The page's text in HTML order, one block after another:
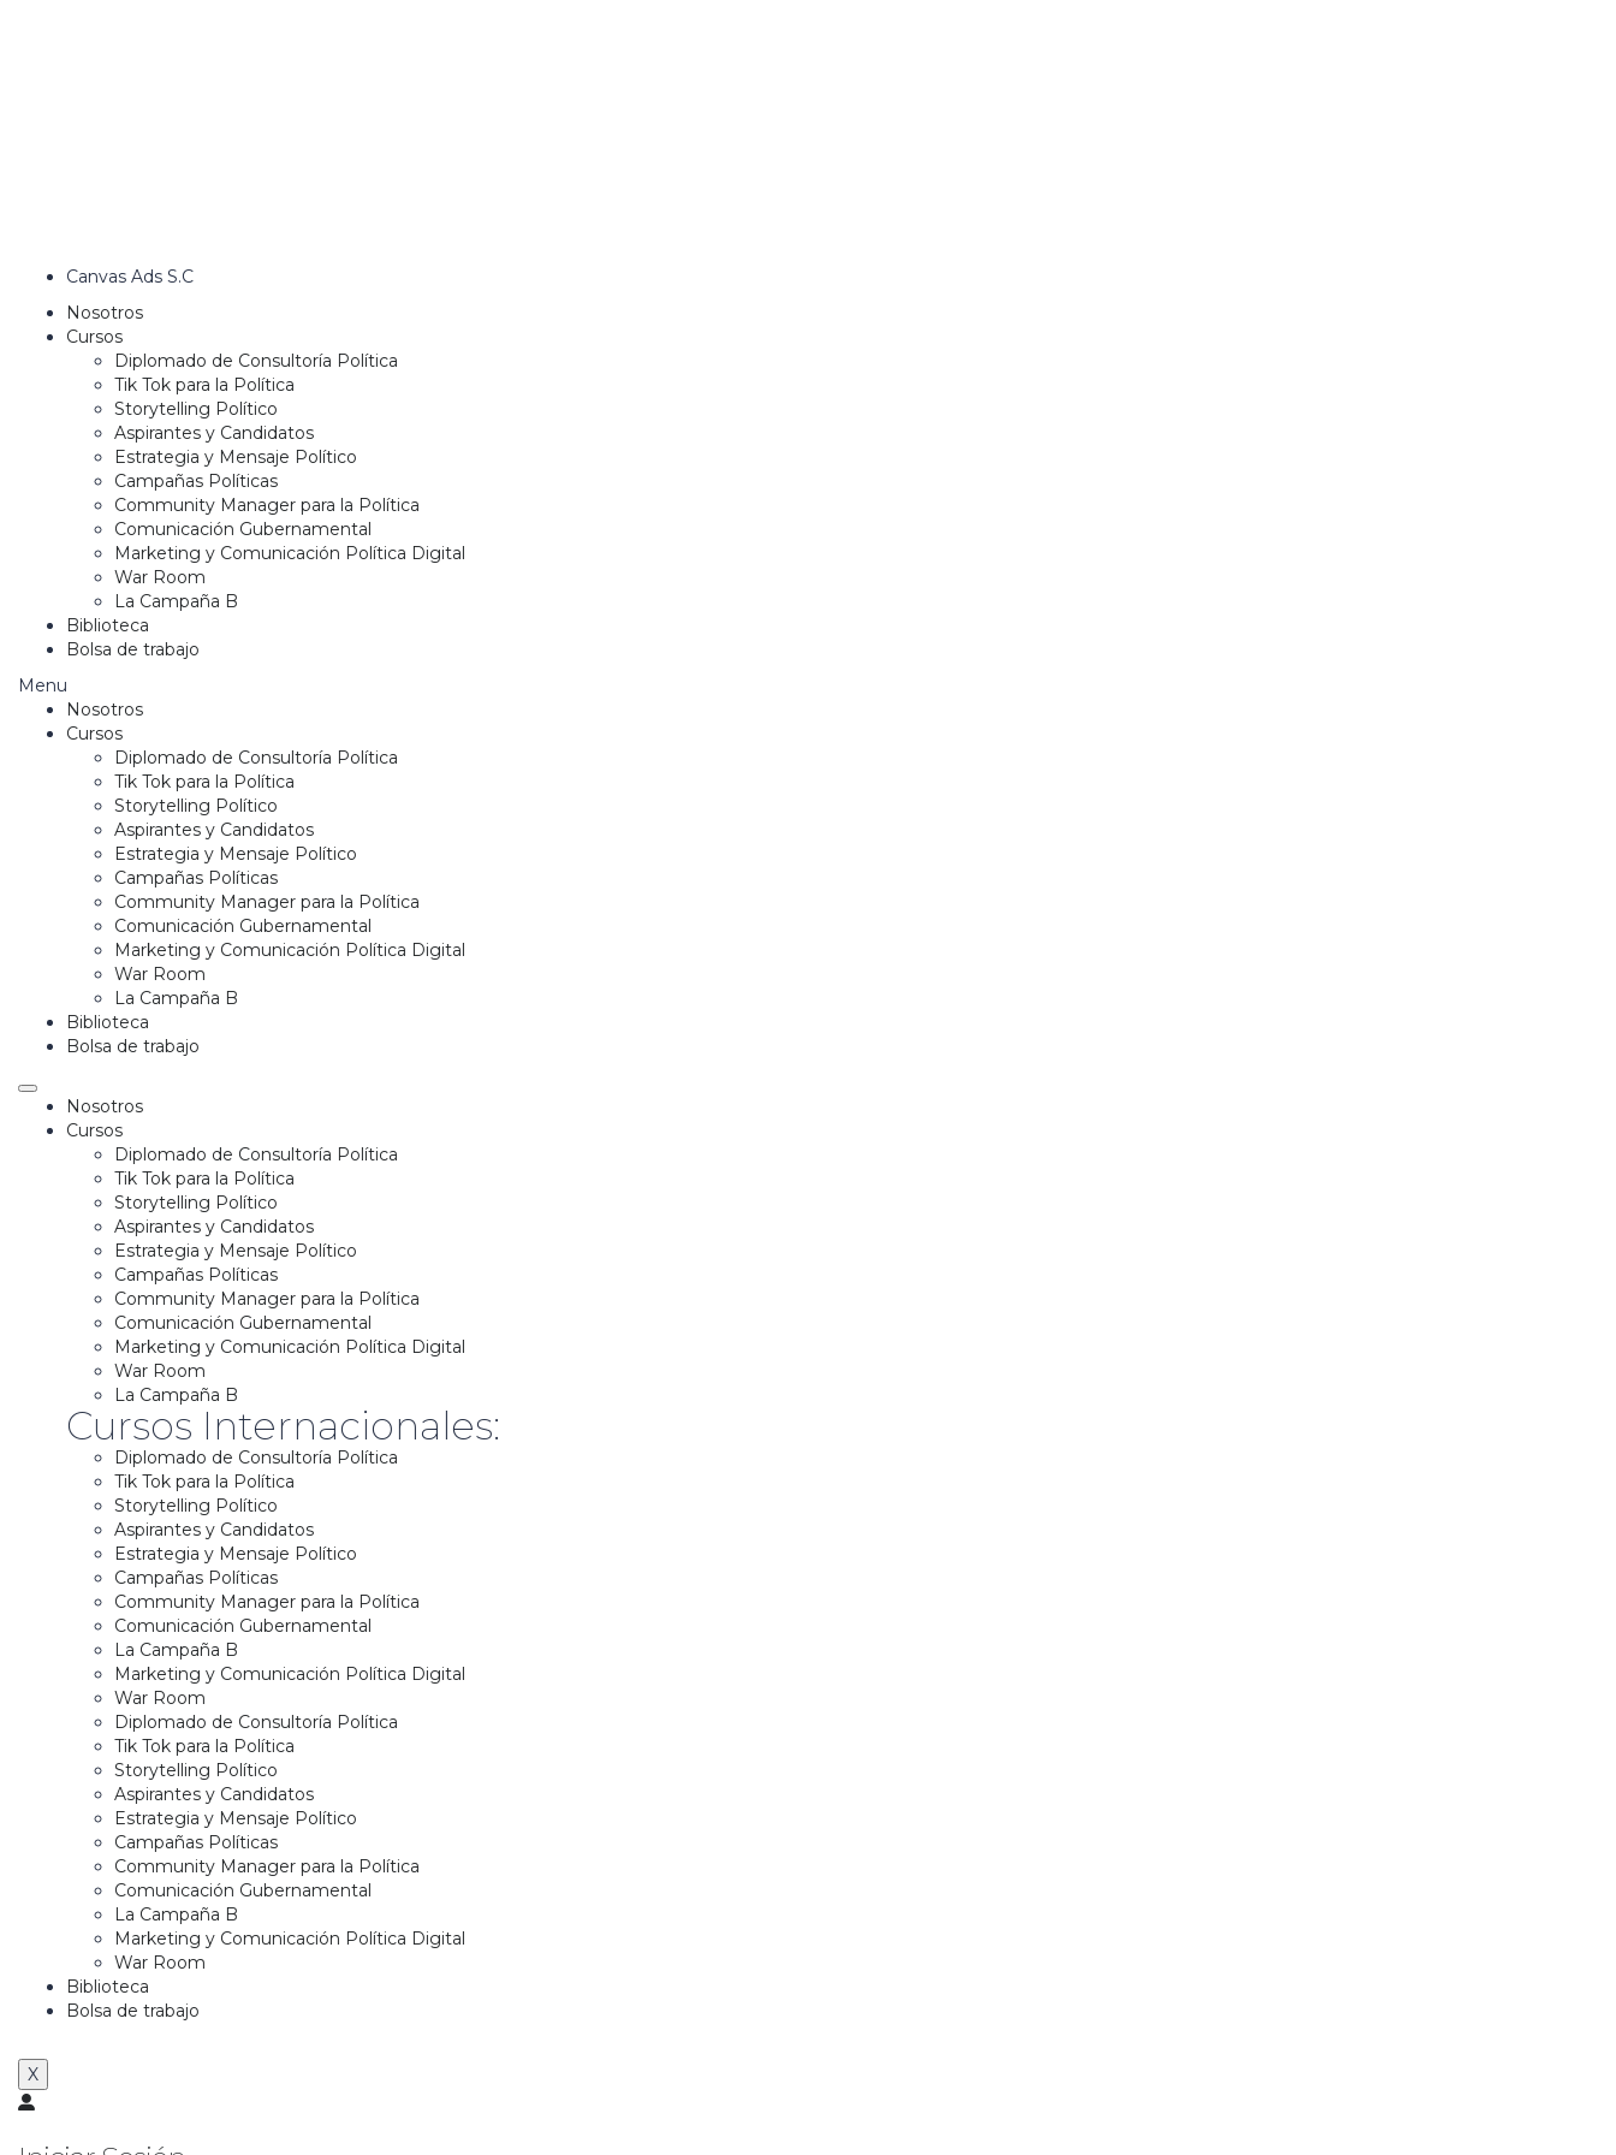
Canvas Ads S.C
Nosotros
Cursos
Diplomado de Consultoría Política
Tik Tok para la Política
Storytelling Político
Aspirantes y Candidatos
Estrategia y Mensaje Político
Campañas Políticas
Community Manager para la Política
Comunicación Gubernamental
Marketing y Comunicación Política Digital
War Room
La Campaña B
Biblioteca
Bolsa de trabajo
Menu
Nosotros
Cursos
Diplomado de Consultoría Política
Tik Tok para la Política
Storytelling Político
Aspirantes y Candidatos
Estrategia y Mensaje Político
Campañas Políticas
Community Manager para la Política
Comunicación Gubernamental
Marketing y Comunicación Política Digital
War Room
La Campaña B
Biblioteca
Bolsa de trabajo
Nosotros
Cursos
Diplomado de Consultoría Política
Tik Tok para la Política
Storytelling Político
Aspirantes y Candidatos
Estrategia y Mensaje Político
Campañas Políticas
Community Manager para la Política
Comunicación Gubernamental
Marketing y Comunicación Política Digital
War Room
La Campaña B
Cursos Internacionales:
Diplomado de Consultoría Política
Tik Tok para la Política
Storytelling Político
Aspirantes y Candidatos
Estrategia y Mensaje Político
Campañas Políticas
Community Manager para la Política
Comunicación Gubernamental
La Campaña B
Marketing y Comunicación Política Digital
War Room
Diplomado de Consultoría Política
Tik Tok para la Política
Storytelling Político
Aspirantes y Candidatos
Estrategia y Mensaje Político
Campañas Políticas
Community Manager para la Política
Comunicación Gubernamental
La Campaña B
Marketing y Comunicación Política Digital
War Room
Biblioteca
Bolsa de trabajo
X